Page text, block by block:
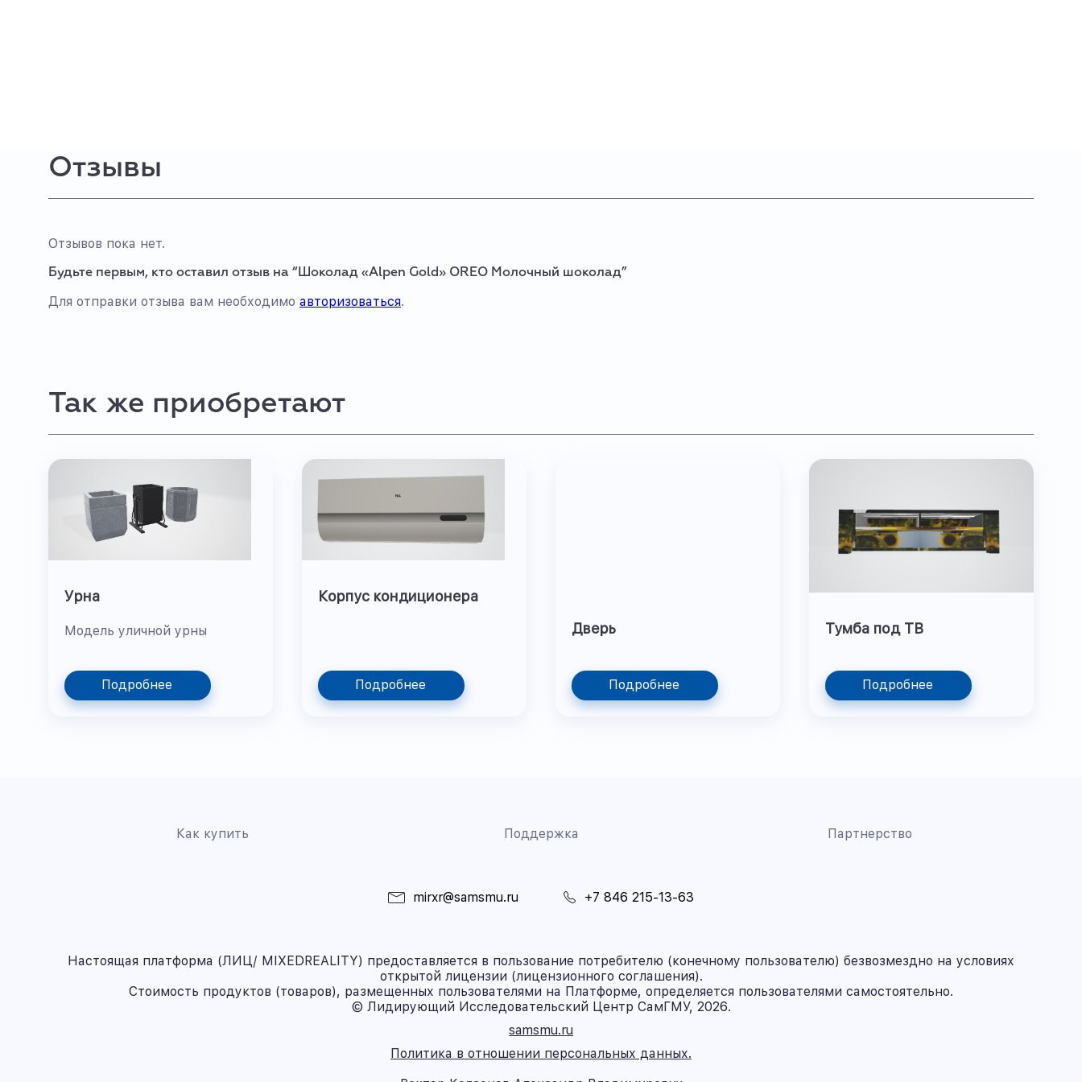
Отзывы
Отзывов пока нет.
Будьте первым, кто оставил отзыв на “Шоколад «Alpen Gold» OREO Молочный шоколад”
Для отправки отзыва вам необходимо авторизоваться.
Так же приобретают
Урна
Модель уличной урны
Подробнее
Корпус кондиционера
Подробнее
Дверь
Подробнее
Тумба под ТВ
Подробнее
Как купить Поддержка Партнерство
mirxr@samsmu.ru +7 846 215-13-63
Настоящая платформа (ЛИЦ/ MIXEDREALITY) предоставляется в пользование потребителю (конечному пользователю) безвозмездно на условиях
открытой лицензии (лицензионного соглашения).
Стоимость продуктов (товаров), размещенных пользователями на Платформе, определяется пользователями самостоятельно.
© Лидирующий Исследовательский Центр СамГМУ, 2026.
samsmu.ru
Политика в отношении персональных данных.